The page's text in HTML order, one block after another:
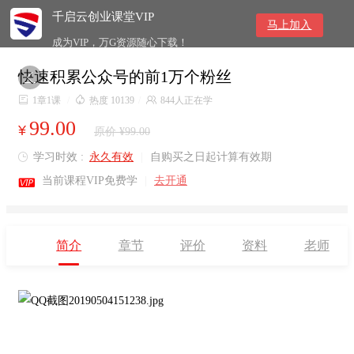
千启云创业课堂VIP
成为VIP，万G资源随心下载！
马上加入

快速积累公众号的前1万个粉丝
 1章1课  热度 10139  844人正在学
¥ 99.00 原价 ¥99.00
 学习时效 : 永久有效 自购买之日起计算有效期
 当前课程VIP免费学 去开通
简介 章节 评价 资料 老师